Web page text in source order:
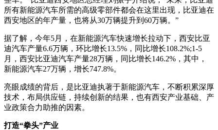
所有新能源汽车所需的高级零部件都会在这里出现，比亚迪在
西安地区的年产量，也将从30万辆提升到60万辆。”
据了解，今年5月，在新能源汽车快速增长拉动下，西安比亚
迪汽车产量6.6万辆，环比增长13.5%，同比增长108.2%;1-5
月，西安比亚迪汽车产量28万辆，同比增长146.2%，其中，
新能源汽车27万辆，增长747.8%。
亮眼成绩的背后，是比亚迪执著于新能源汽车，不断积累深厚
技术，布局供应链，持续创新的结果，也有西安产业基础、产
业政策合力助推的因素。
打造“拳头”产业